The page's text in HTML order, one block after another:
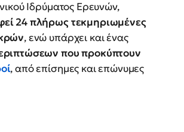
Ιδρύματος Ερευνών,
24 πλήρως τεκμηριωμένες
, ενώ υπάρχει και ένας
που προκύπτουν
, από επίσημες και επώνυμες